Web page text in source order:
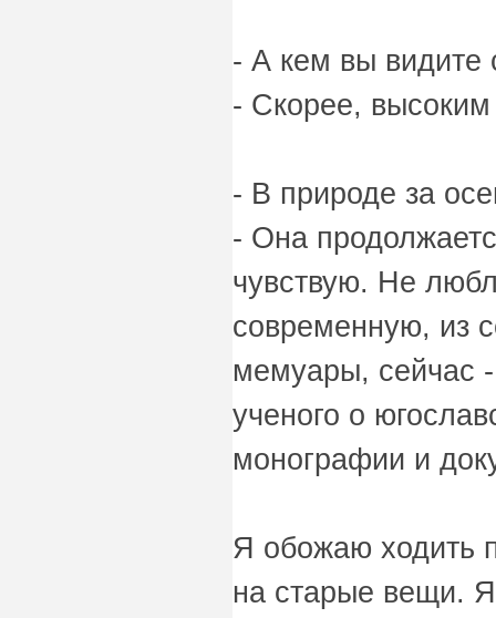
- А кем вы видите
- Скорее,
- В природе за
- Она
чувствую. Не
современную, из
мемуары, сейчас -
ученого о
монографии и
Я обожаю ходить
на старые вещи.